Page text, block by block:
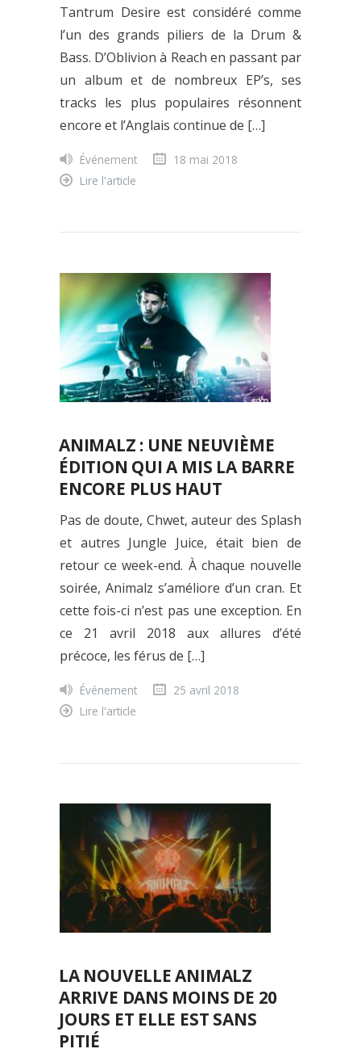
Tantrum Desire est considéré comme
l’un des grands piliers de la Drum &
Bass. D’Oblivion à Reach en passant par
un album et de nombreux EP’s, ses
tracks les plus populaires résonnent
encore et l’Anglais continue de […]
Événement
18 mai 2018
Lire l'article
ANIMALZ : UNE NEUVIÈME
ÉDITION QUI A MIS LA BARRE
ENCORE PLUS HAUT
Pas de doute, Chwet, auteur des Splash
et autres Jungle Juice, était bien de
retour ce week-end. À chaque nouvelle
soirée, Animalz s’améliore d’un cran. Et
cette fois-ci n’est pas une exception. En
ce 21 avril 2018 aux allures d’été
précoce, les férus de […]
Événement
25 avril 2018
Lire l'article
LA NOUVELLE ANIMALZ
ARRIVE DANS MOINS DE 20
JOURS ET ELLE EST SANS
PITIÉ